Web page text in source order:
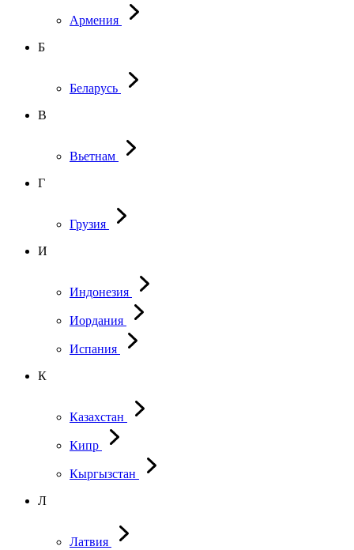
Армения
Б
Беларусь
В
Вьетнам
Г
Грузия
И
Индонезия
Иордания
Испания
К
Казахстан
Кипр
Кыргызстан
Л
Латвия